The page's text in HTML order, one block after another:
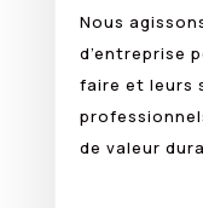
Nous
d’entreprise
faire et leurs
de valeur